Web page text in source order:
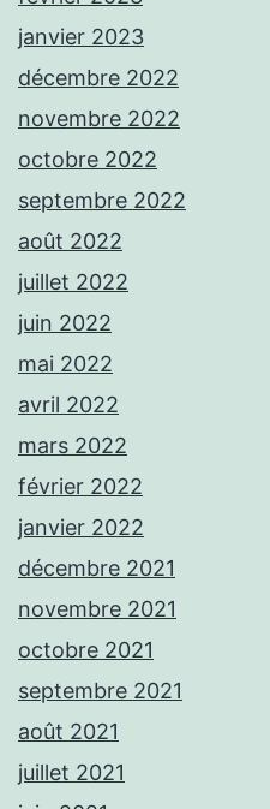
janvier 2023
décembre 2022
novembre 2022
octobre 2022
septembre 2022
août 2022
juillet 2022
juin 2022
mai 2022
avril 2022
mars 2022
février 2022
janvier 2022
décembre 2021
novembre 2021
octobre 2021
septembre 2021
août 2021
juillet 2021